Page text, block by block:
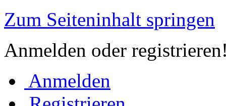
Zum Seiteninhalt springen
Anmelden oder
Anmelden